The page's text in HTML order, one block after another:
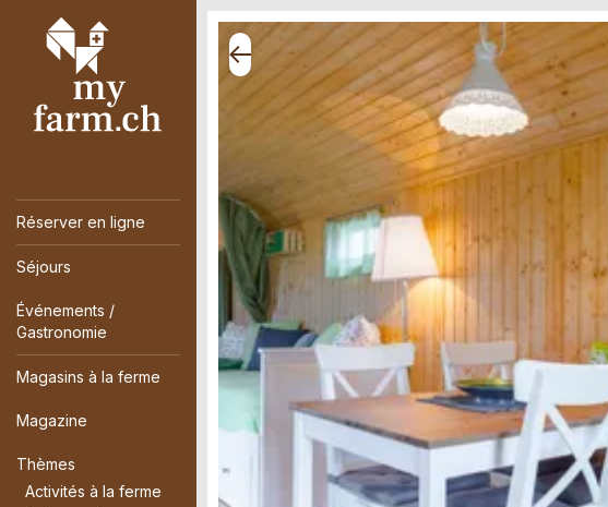
Réserver en ligne
Séjours
Événements /
Gastronomie
Magasins à la ferme
Magazine
Thèmes
Activités à la ferme